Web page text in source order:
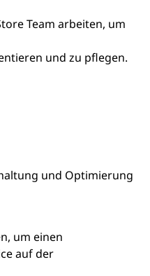
Team arbeiten, um
und zu pflegen.
und Optimierung
um einen
auf der